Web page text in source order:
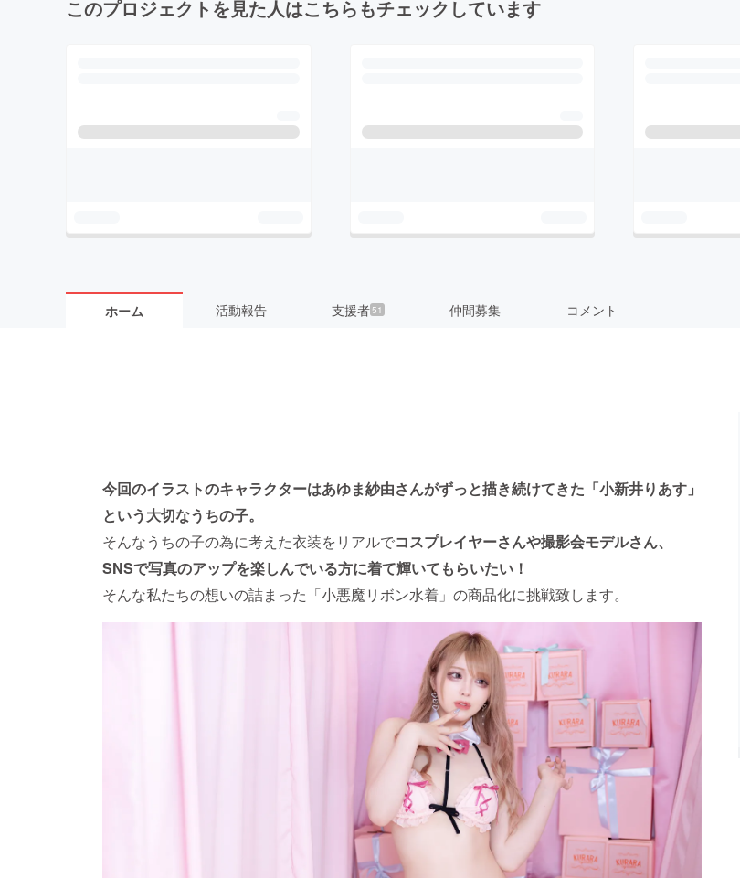
このプロジェクトを見た人はこちらもチェックしています
ホーム 活動報告 支援者51 仲間募集 コメント
今回のイラストのキャラクターはあゆま紗由さんがずっと描き続けてきた「小新井りあす」
という大切なうちの子。
そんなうちの子の為に考えた衣装をリアルでコスプレイヤーさんや撮影会モデルさん、
SNSで写真のアップを楽しんでいる方に着て輝いてもらいたい！
そんな私たちの想いの詰まった「小悪魔リボン水着」の商品化に挑戦致します。